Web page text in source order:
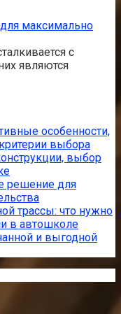
максимально
с
являются
особенности,
выбора
выбор
решение для
трассы: что нужно
в автошколе
и выгодной